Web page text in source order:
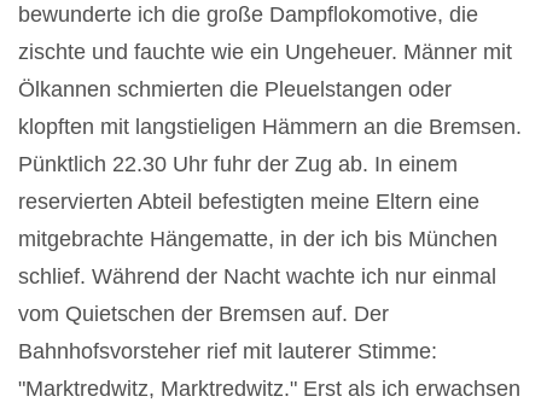
bewunderte ich die große Dampflokomotive, die
zischte und fauchte wie ein Ungeheuer. Männer mit
Ölkannen schmierten die Pleuelstangen oder
klopften mit langstieligen Hämmern an die Bremsen.
Pünktlich 22.30 Uhr fuhr der Zug ab. In einem
reservierten Abteil befestigten meine Eltern eine
mitgebrachte Hängematte, in der ich bis München
schlief. Während der Nacht wachte ich nur einmal
vom Quietschen der Bremsen auf. Der
Bahnhofsvorsteher rief mit lauterer Stimme:
"Marktredwitz, Marktredwitz." Erst als ich erwachsen